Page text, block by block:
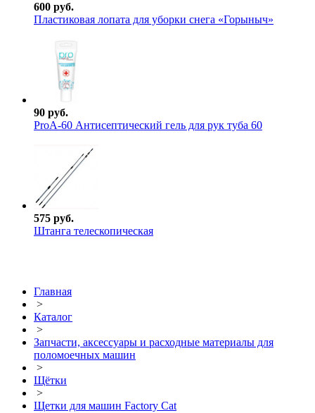
600 руб.
Пластиковая лопата для уборки снега «Горыныч»
90 руб.
ProА-60 Антисептический гель для рук туба 60
575 руб.
Штанга телескопическая
Главная
>
Каталог
>
Запчасти, аксессуары и расходные материалы для
поломоечных машин
>
Щётки
>
Щетки для машин Factory Cat